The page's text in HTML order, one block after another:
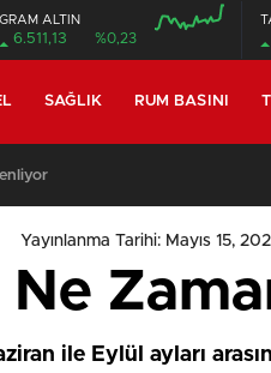
GRAM ALTIN
6.511,13 %0,23
SAĞLIK RUM BASINI
Yayınlanma Tarihi: Mayıs 15,
ile Eylül ayları